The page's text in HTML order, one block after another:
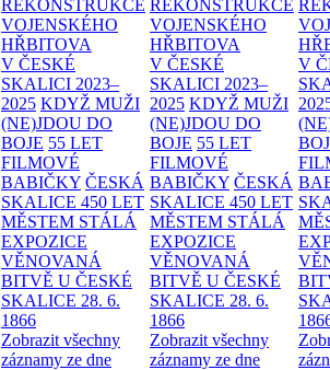
REKONSTRUKCE
VOJENSKÉHO
HŘBITOVA
V ČESKÉ
SKALICI 2023–
2025 KDYŽ MUŽI
(NE)JDOU DO
BOJE 55 LET
FILMOVÉ
BABIČKY ČESKÁ
SKALICE 450 LET
MĚSTEM STÁLÁ
EXPOZICE
VĚNOVANÁ
BITVĚ U ČESKÉ
SKALICE 28. 6.
1866
Zobrazit všechny
záznamy ze dne
REKONSTRUKCE
VOJENSKÉHO
HŘBITOVA
V ČESKÉ
SKALICI 2023–
2025 KDYŽ MUŽI
(NE)JDOU DO
BOJE 55 LET
FILMOVÉ
BABIČKY ČESKÁ
SKALICE 450 LET
MĚSTEM STÁLÁ
EXPOZICE
VĚNOVANÁ
BITVĚ U ČESKÉ
SKALICE 28. 6.
1866
Zobrazit všechny
záznamy ze dne
V